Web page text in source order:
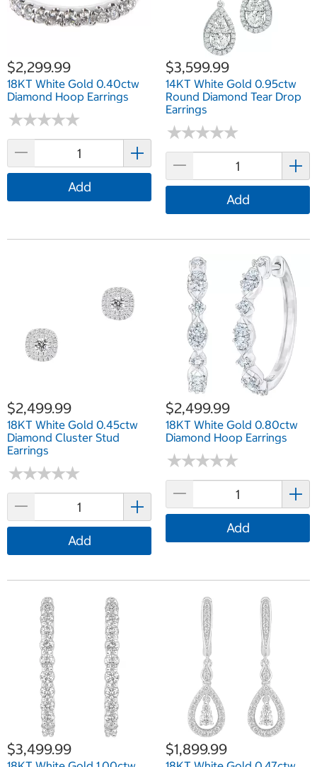
$2,299.99
18KT White Gold 0.40ctw
Diamond Hoop Earrings
★★★★★
★★★★★
Add
$3,599.99
14KT White Gold 0.95ctw
Round Diamond Tear Drop
Earrings
★★★★★
★★★★★
Add
$2,499.99
18KT White Gold 0.45ctw
Diamond Cluster Stud
Earrings
★★★★★
★★★★★
Add
$2,499.99
18KT White Gold 0.80ctw
Diamond Hoop Earrings
★★★★★
★★★★★
Add
$3,499.99 $1,899.99